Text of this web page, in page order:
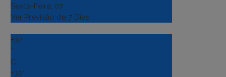
Sexta-Feira, 07
Ver Previsão de 7 Dias
+32
°
C
+32°